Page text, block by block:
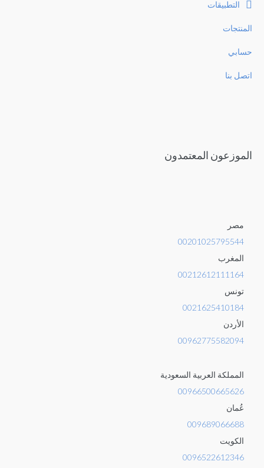
التطبيقات
المنتجات
حسابي
اتصل بنا
الموزعون المعتمدون
مصر
00201025795544
المغرب
00212612111164
تونس
0021625410184
الأردن
00962775582094
المملكة العربية السعودية
00966500665626
عُمان
009689066688
الكويت
0096522612346